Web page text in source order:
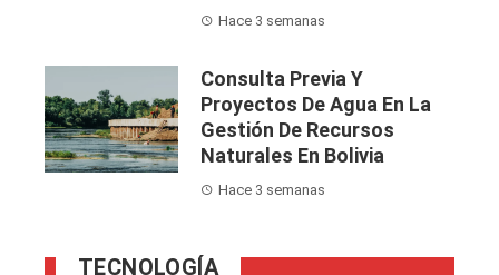
Hace 3 semanas
Consulta Previa Y
Proyectos De Agua En La
Gestión De Recursos
Naturales En Bolivia
Hace 3 semanas
TECNOLOGÍA